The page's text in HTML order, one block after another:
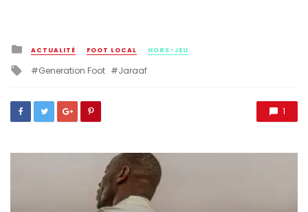
Posted
in
ACTUALITÉ FOOT LOCAL HORS-JEU
Tagged
Generation Foot Jaraaf
1